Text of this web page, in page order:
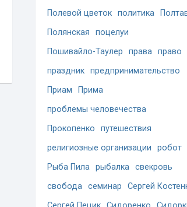
Полевой цветок политика
Полянская
поцелуи
Пошивайло-Таулер
права право
праздник предпринимательство
Приам
Прима
проблемы человечества
Прокопенко
путешествия
религиозные организации
робот
Рыба Пила рыбалка свекровь
свобода семинар
Сергей